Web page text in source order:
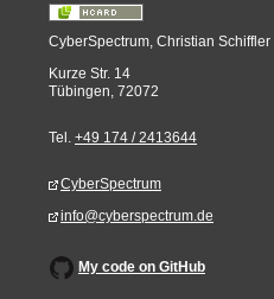
CyberSpectrum, Christian Schiffler
Kurze Str. 14
Tübingen, 72072
Tel. +49 174 / 2413644
CyberSpectrum
info@cyberspectrum.de
My code on GitHub